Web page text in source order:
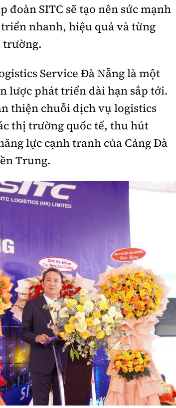
đoàn SITC sẽ tạo nên sức mạnh
nhanh, hiệu quả và từng
Service Đà Nẵng là một
lược phát triển dài hạn sắp tới.
thiện chuỗi dịch vụ logistics
thị trường quốc tế, thu hút
lực cạnh tranh của Cảng Đà
Trung.